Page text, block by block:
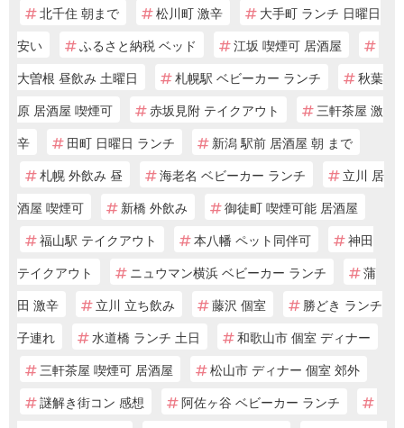
北千住 朝まで 松川町 激辛
大手町 ランチ 日曜日
安い
ふるさと納税 ベッド
江坂 喫煙可 居酒屋
大曽根 昼飲み 土曜日
札幌駅 ベビーカー ランチ
秋葉
原 居酒屋 喫煙可
赤坂見附 テイクアウト
三軒茶屋 激
辛
田町 日曜日 ランチ
新潟 駅前 居酒屋 朝 まで
札幌 外飲み 昼
海老名 ベビーカー ランチ
立川 居
酒屋 喫煙可
新橋 外飲み
御徒町 喫煙可能 居酒屋
福山駅 テイクアウト
本八幡 ペット同伴可
神田
テイクアウト
ニュウマン横浜 ベビーカー ランチ
蒲
田 激辛
立川 立ち飲み 藤沢 個室
勝どき ランチ
子連れ
水道橋 ランチ 土日
和歌山市 個室 ディナー
三軒茶屋 喫煙可 居酒屋
松山市 ディナー 個室 郊外
謎解き街コン 感想
阿佐ヶ谷 ベビーカー ランチ